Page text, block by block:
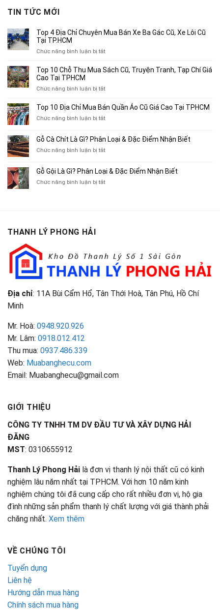
TIN TỨC MỚI
Top 4 Địa Chỉ Chuyên Mua Bán Xe Ba Gác Cũ, Xe Lôi Cũ
Tại TP.HCM
Chức năng bình luận bị tắtở
4
Chuyên
Bán
Xe
Cũ,
Xe
Cũ
TP.HCM
Top 10 Chỗ Thu Mua Sách Cũ, Truyện Tranh, Tạp Chí Giá
Cao Tại TPHCM
Chức năng bình luận bị tắtở
10
Thu
Sách
Tạp
Chí
Top 10 Địa Chỉ Mua Bán Quần Áo Cũ Giá Cao Tại TPHCM
Chức năng bình luận bị tắtở
Địa
Chỉ
Bán
Áo
Gỗ Cà Chít Là Gì? Phân Loại & Đặc Điểm Nhận Biết
Chức năng bình luận bị tắtở
Chít
Là
Gỗ Gội Là Gì? Phân Loại & Đặc Điểm Nhận Biết
Chức năng bình luận bị tắtở
Điểm
Nhận
Biết
THANH LÝ PHONG HẢI
Địa chỉ: 11A Bùi Cẩm Hổ, Tân Thới Hoà, Tân Phú, Hồ Chí
Minh
Mr. Hoà: 0948.920.926
Mr. Lâm: 0918.012.412
Thu mua: 0937.486.339
Web: Muabanghecu.com
Email: Muabanghecu@gmail.com
GIỚI THIỆU
CÔNG TY TNHH TM DV ĐẦU TƯ VÀ XÂY DỰNG HẢI
ĐĂNG
MST: 0310655912
Thanh Lý Phong Hải là đơn vị thanh lý nội thất cũ có kinh
nghiệm lâu năm nhất tại TPHCM. Với hơn 10 năm kinh
nghiệm chúng tôi đã cung cấp cho rất nhiều đơn vị, hộ gia
đình những sản phẩm thanh lý chất lượng với giá thành phải
chăng nhất. Xem thêm
VỀ CHÚNG TÔI
Tuyển dụng
Liên hệ
Hướng dẫn mua hàng
Chính sách mua hàng